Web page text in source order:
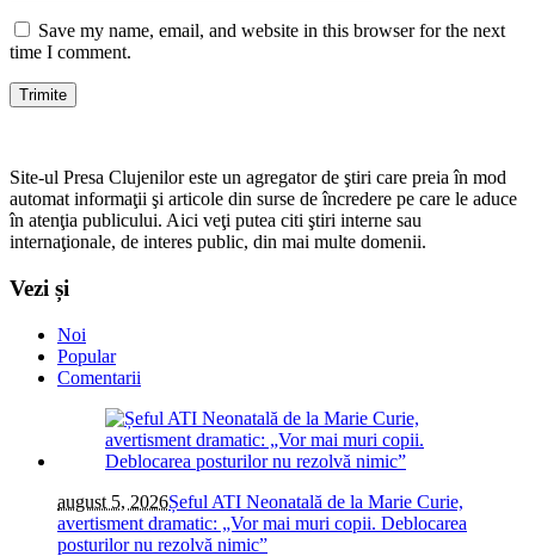
Save my name, email, and website in this browser for the next
time I comment.
Site-ul Presa Clujenilor este un agregator de ştiri care preia în mod
automat informaţii şi articole din surse de încredere pe care le aduce
în atenţia publicului. Aici veţi putea citi ştiri interne sau
internaţionale, de interes public, din mai multe domenii.
Vezi și
Noi
Popular
Comentarii
august 5, 2026Șeful ATI Neonatală de la Marie Curie,
avertisment dramatic: „Vor mai muri copii. Deblocarea
posturilor nu rezolvă nimic”